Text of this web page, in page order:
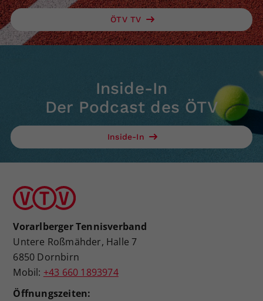
ÖTV TV
Inside-In
Der Podcast des ÖTV
Inside-In
Vorarlberger Tennisverband
Untere Roßmähder, Halle 7
6850 Dornbirn
Mobil: +43 660 1893974
Öffnungszeiten: